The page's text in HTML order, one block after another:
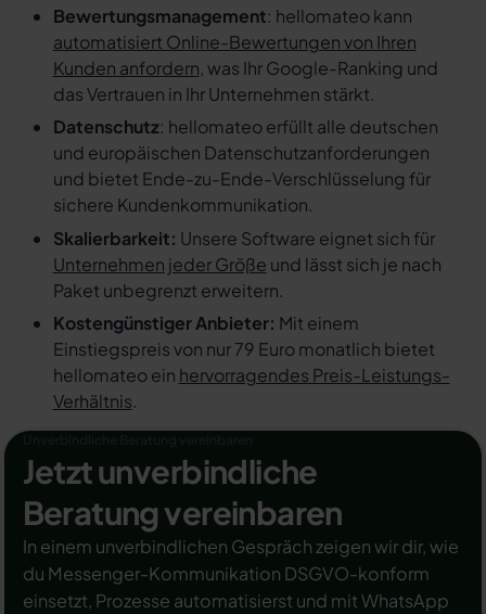
Bewertungsmanagement: hellomateo kann
automatisiert Online-Bewertungen von Ihren
Kunden anfordern, was Ihr Google-Ranking und
das Vertrauen in Ihr Unternehmen stärkt.
Datenschutz: hellomateo erfüllt alle deutschen
und europäischen Datenschutzanforderungen
und bietet Ende-zu-Ende-Verschlüsselung für
sichere Kundenkommunikation.
Skalierbarkeit: Unsere Software eignet sich für
Unternehmen jeder Größe und lässt sich je nach
Paket unbegrenzt erweitern.
Kostengünstiger Anbieter: Mit einem
Einstiegspreis von nur 79 Euro monatlich bietet
hellomateo ein hervorragendes Preis-Leistungs-
Verhältnis.
Jetzt unverbindliche
Beratung vereinbaren
In einem unverbindlichen Gespräch zeigen wir dir, wie
du Messenger-Kommunikation DSGVO-konform
einsetzt, Prozesse automatisierst und mit WhatsApp